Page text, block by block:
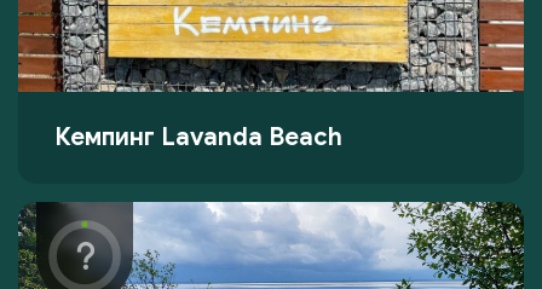
Кемпинг Lavanda Beach